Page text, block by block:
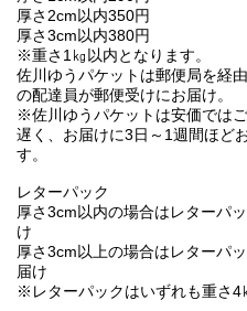
厚さ2cm以内350円
厚さ3cm以内380円
※重さ1㎏以内となります。
佐川ゆうパケットは郵便局を経
の配達員が郵便受けにお届け。
※佐川ゆうパケットは安価では
遅く、お届けに3日～1週間ほど
す。
レターパック
厚さ3cm以内の場合はレターパ
け
厚さ3cm以上の場合はレターパ
届け
※レターパックはいずれも重さ4